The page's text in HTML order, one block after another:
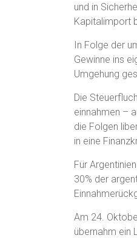
und in
Kapitalimport
In Folge der
Gewinne ins
Umgehung
Die
einnahmen –
die Folgen
in eine
Für
30% der
Am 24.
übernahm ein